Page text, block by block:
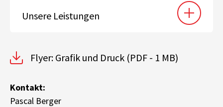
Unsere Leistungen
Flyer: Grafik und Druck (PDF - 1 MB)
Kontakt:
Pascal Berger